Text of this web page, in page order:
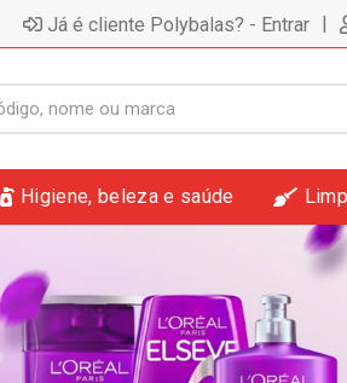
Já é cliente Polybalas? - Entrar |
Higiene, beleza e saúde